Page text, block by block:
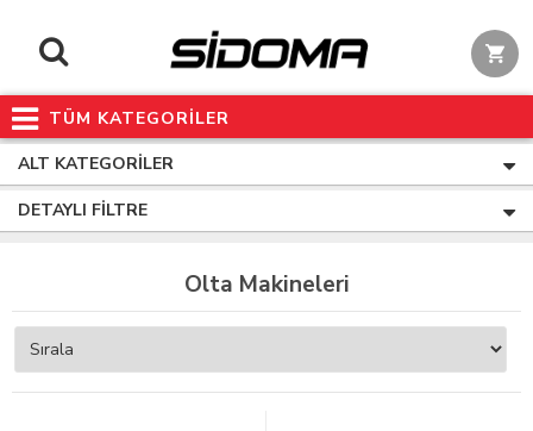
TÜM KATEGORİLER
ALT KATEGORILER
DETAYLI FILTRE
Olta Makineleri